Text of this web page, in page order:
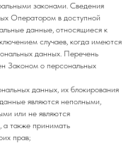
законами. Сведения
Оператором в доступной
данные, относящиеся к
случаев, когда имеются
данных. Перечень
Законом о персональных
данных, их блокирования
являются неполными,
или не являются
а также принимать
прав;